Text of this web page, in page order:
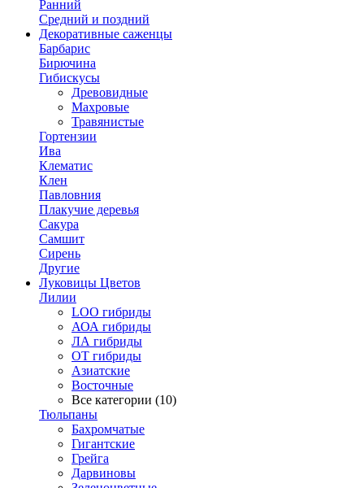
Ранний
Средний и поздний
Декоративные саженцы
Барбарис
Бирючина
Гибискусы
Древовидные
Махровые
Травянистые
Гортензии
Ива
Клематис
Клен
Павловния
Плакучие деревья
Сакура
Самшит
Сирень
Другие
Луковицы Цветов
Лилии
LOO гибриды
АОА гибриды
ЛА гибриды
ОТ гибриды
Азиатские
Восточные
Все категории (10)
Тюльпаны
Бахромчатые
Гигантские
Грейга
Дарвиновы